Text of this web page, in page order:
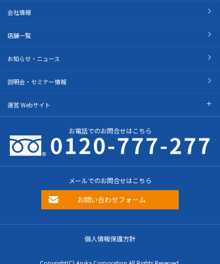
会社情報
店舗一覧
お知らせ・ニュース
説明会・セミナー情報
運営 Webサイト
お電話でのお問合せはこちら
メールでのお問合せはこちら
お問い合わせフォーム
個人情報保護方針